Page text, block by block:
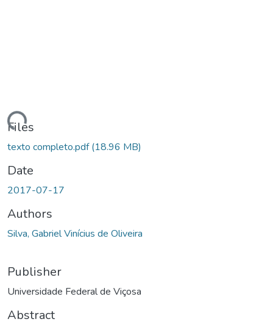
Files
texto completo.pdf(18.96 MB)
Date
2017-07-17
Authors
Silva, Gabriel Vinícius de Oliveira
Publisher
Universidade Federal de Viçosa
Abstract